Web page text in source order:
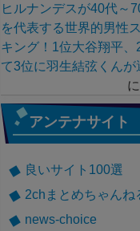
ヒルナンデスが40代～
を代表する世界的男性
キング！1位大谷翔平、
て3位に羽生結弦くんが
に
アンテナサイト
良いサイト100選
2chまとめちゃんね
news-choice